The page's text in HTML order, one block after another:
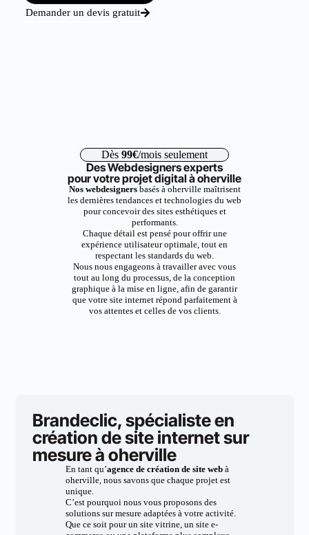
Demander un devis gratuit
Dès 99€/mois seulement
Des Webdesigners experts
pour votre projet digital à oherville
Nos webdesignersbasés à oherville maîtrisent
les dernières tendances et technologies du web
pour concevoir des sites esthétiques et
performants.
Chaque détail est pensé pour offrir une
expérience utilisateur optimale, tout en
respectant les standards du web.
Nous nous engageons à travailler avec vous
tout au long du processus, de la conception
graphique à la mise en ligne, afin de garantir
que votre site internet répond parfaitement à
vos attentes et celles de vos clients.
Brandeclic, spécialiste en
création de site internet sur
mesure à oherville
En tant qu’agence de création de site webà
oherville, nous savons que chaque projet est
unique.
C’est pourquoi nous vous proposons des
solutions sur mesure adaptées à votre activité.
Que ce soit pour un site vitrine, un site e-